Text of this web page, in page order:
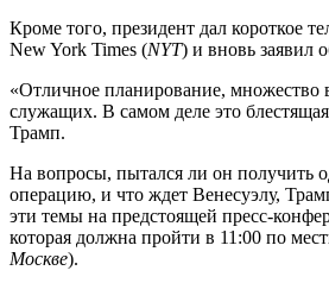
Кроме того, президент дал короткое
New York Times (NYT) и вновь заявил
«Отличное планирование, множество
служащих. В самом деле это
Трамп.
На вопросы, пытался ли он получить
операцию, и что ждет Венесуэлу,
эти темы на предстоящей пресс-
которая должна пройти в 11:00 по
Москве).